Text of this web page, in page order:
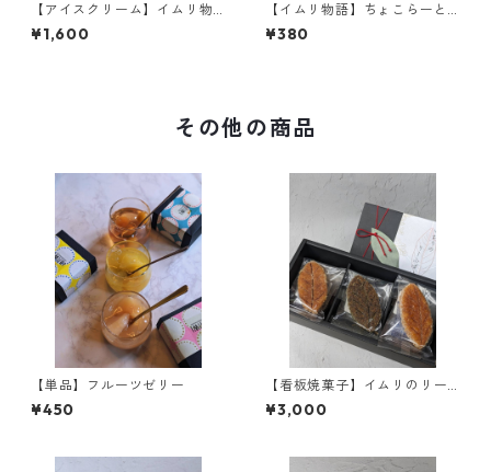
【アイスクリーム】イムリ物
語3ケ入り
¥1,600
【イムリ物語】ちょこらーと
きなこ
¥380
その他の商品
【単品】フルーツゼリー
¥450
【看板焼菓子】イムリのリー
フパイ 9枚入り
¥3,000